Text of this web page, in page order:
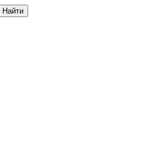
Найти